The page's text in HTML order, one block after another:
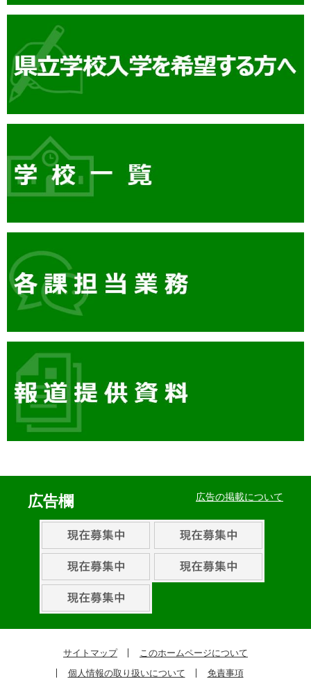
広告欄 広告の掲載について
サイトマップ
このホームページについて
個人情報の取り扱いについて
免責事項